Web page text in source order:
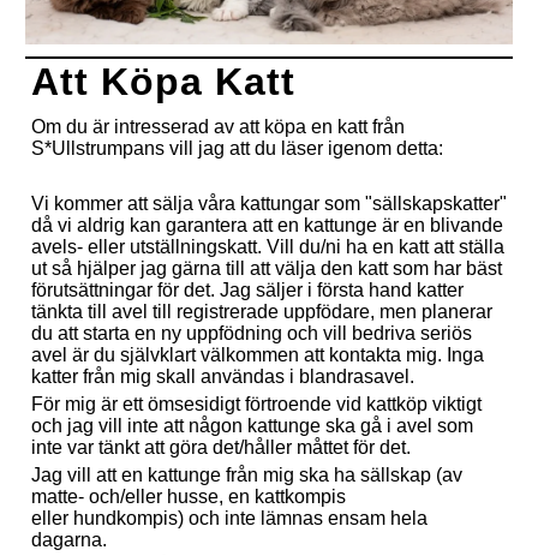
Att Köpa Katt
Om du är intresserad av att köpa en katt från
S*Ullstrumpans vill jag att du läser igenom detta:
Vi kommer att sälja våra kattungar som "sällskapskatter"
då vi aldrig kan garantera att en kattunge är en blivande
avels- eller utställningskatt. Vill du/ni ha en katt att ställa
ut så hjälper jag gärna till att välja den katt som har bäst
förutsättningar för det. Jag säljer i första hand katter
tänkta till avel till registrerade uppfödare, men planerar
du att starta en ny uppfödning och vill bedriva seriös
avel är du självklart välkommen att kontakta mig. Inga
katter från mig skall användas i blandrasavel.
För mig är ett ömsesidigt förtroende vid kattköp viktigt
och jag vill inte att någon kattunge ska gå i avel som
inte var tänkt att göra det/håller måttet för det.
Jag vill att en kattunge från mig ska ha sällskap (av
matte- och/eller husse, en kattkompis
eller hundkompis) och inte lämnas ensam hela
dagarna.